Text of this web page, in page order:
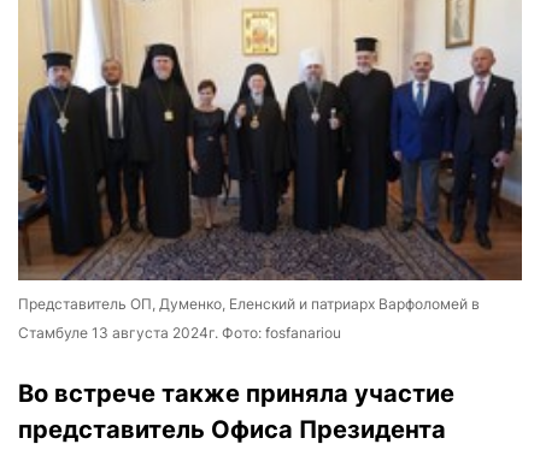
Представитель ОП, Думенко, Еленский и патриарх Варфоломей в
Стамбуле 13 августа 2024г. Фото: fosfanariou
Во встрече также приняла участие
представитель Офиса Президента